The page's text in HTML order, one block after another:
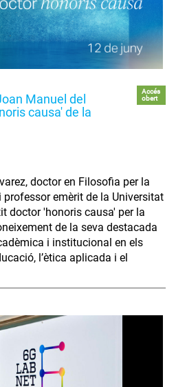
Manuel del
causa' de la
Accés
obert
doctor en Filosofia per la
professor emèrit de la Universitat
doctor 'honoris causa' per la
de la seva destacada
i institucional en els
l’ètica aplicada i el